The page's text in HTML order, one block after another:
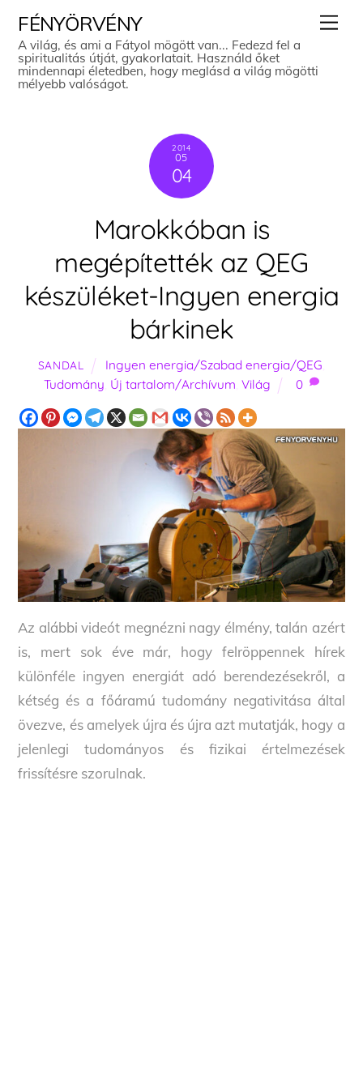
content
FÉNYÖRVÉNY
A világ, és ami a Fátyol mögött van... Fedezd fel a
spiritualitás útját, gyakorlatait. Használd őket
mindennapi életedben, hogy meglásd a világ mögötti
mélyebb valóságot.
2014
05
04
Marokkóban is
megépítették az QEG
készüléket-Ingyen energia
bárkinek
SANDAL Ingyen energia/Szabad energia/QEG
Tudomány Új tartalom/Archívum ,Világ 0
Az alábbi videót megnézni nagy élmény, talán azért
is, mert sok éve már, hogy felröppennek hírek
különféle ingyen energiát adó berendezésekről, a
kétség és a főáramú tudomány negativitása által
övezve, és amelyek újra és újra azt mutatják, hogy a
jelenlegi tudományos és fizikai értelmezések
frissítésre szorulnak.